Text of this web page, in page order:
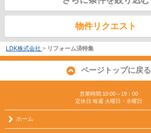
物件リクエスト
LDK株式会社 > リフォーム済特集
ページトップに戻る
営業時間:10:00～19：00
定休日:毎週 火曜日・水曜日
ホーム